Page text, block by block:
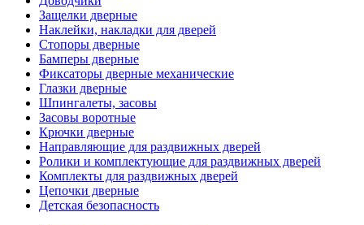
Защелки дверные
Наклейки, накладки для дверей
Стопоры дверные
Бамперы дверные
Фиксаторы дверные механические
Глазки дверные
Шпингалеты, засовы
Засовы воротные
Крючки дверные
Направляющие для раздвижных дверей
Ролики и комплектующие для раздвижных дверей
Комплекты для раздвижных дверей
Цепочки дверные
Детская безопасность